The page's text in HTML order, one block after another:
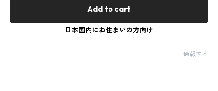
Add to cart
日本国内にお住まいの方向け
通報する